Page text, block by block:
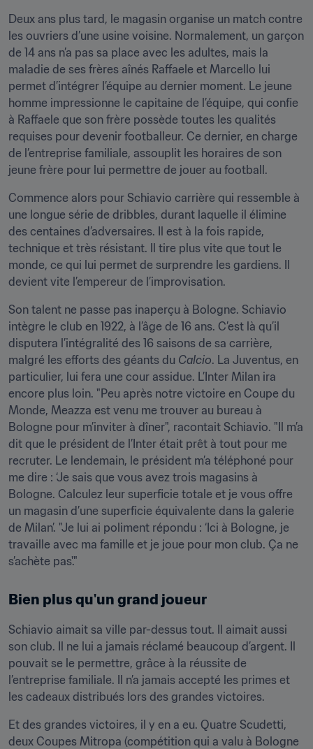
Deux ans plus tard, le magasin organise un match contre
les ouvriers d’une usine voisine. Normalement, un garçon
de 14 ans n’a pas sa place avec les adultes, mais la
maladie de ses frères aînés Raffaele et Marcello lui
permet d’intégrer l’équipe au dernier moment. Le jeune
homme impressionne le capitaine de l’équipe, qui confie
à Raffaele que son frère possède toutes les qualités
requises pour devenir footballeur. Ce dernier, en charge
de l’entreprise familiale, assouplit les horaires de son
jeune frère pour lui permettre de jouer au football.
Commence alors pour Schiavio carrière qui ressemble à
une longue série de dribbles, durant laquelle il élimine
des centaines d’adversaires. Il est à la fois rapide,
technique et très résistant. Il tire plus vite que tout le
monde, ce qui lui permet de surprendre les gardiens. Il
devient vite l’empereur de l’improvisation.
Son talent ne passe pas inaperçu à Bologne. Schiavio
intègre le club en 1922, à l’âge de 16 ans. C’est là qu’il
disputera l’intégralité des 16 saisons de sa carrière,
malgré les efforts des géants du Calcio. La Juventus, en
particulier, lui fera une cour assidue. L’Inter Milan ira
encore plus loin. "Peu après notre victoire en Coupe du
Monde, Meazza est venu me trouver au bureau à
Bologne pour m’inviter à dîner", racontait Schiavio. "Il m’a
dit que le président de l’Inter était prêt à tout pour me
recruter. Le lendemain, le président m’a téléphoné pour
me dire : ‘Je sais que vous avez trois magasins à
Bologne. Calculez leur superficie totale et je vous offre
un magasin d’une superficie équivalente dans la galerie
de Milan’. "Je lui ai poliment répondu : ‘Ici à Bologne, je
travaille avec ma famille et je joue pour mon club. Ça ne
s’achète pas'."
Bien plus qu'un grand joueur
Schiavio aimait sa ville par-dessus tout. Il aimait aussi
son club. Il ne lui a jamais réclamé beaucoup d’argent. Il
pouvait se le permettre, grâce à la réussite de
l’entreprise familiale. Il n’a jamais accepté les primes et
les cadeaux distribués lors des grandes victoires.
Et des grandes victoires, il y en a eu. Quatre Scudetti,
deux Coupes Mitropa (compétition qui a valu à Bologne